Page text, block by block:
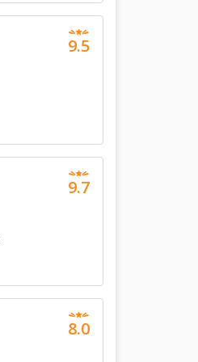
9.5
9.7
8.0